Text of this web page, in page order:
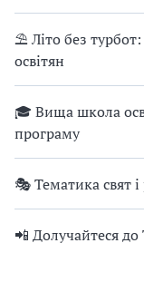
⛱ Літо без
освітян
🎓 Вища школа
програму
🎭 Тематика свят і
📲 Долучайтеся